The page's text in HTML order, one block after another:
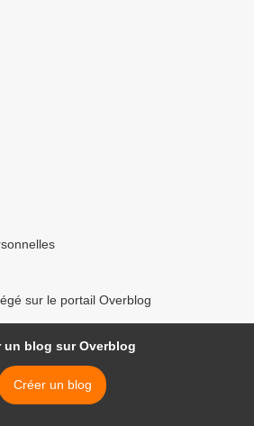
sur le portail Overblog
un blog sur Overblog
Créer un blog